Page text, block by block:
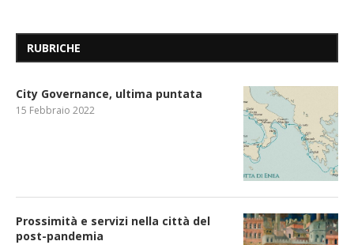
RUBRICHE
City Governance, ultima puntata
15 Febbraio 2022
Prossimità e servizi nella città del
post-pandemia